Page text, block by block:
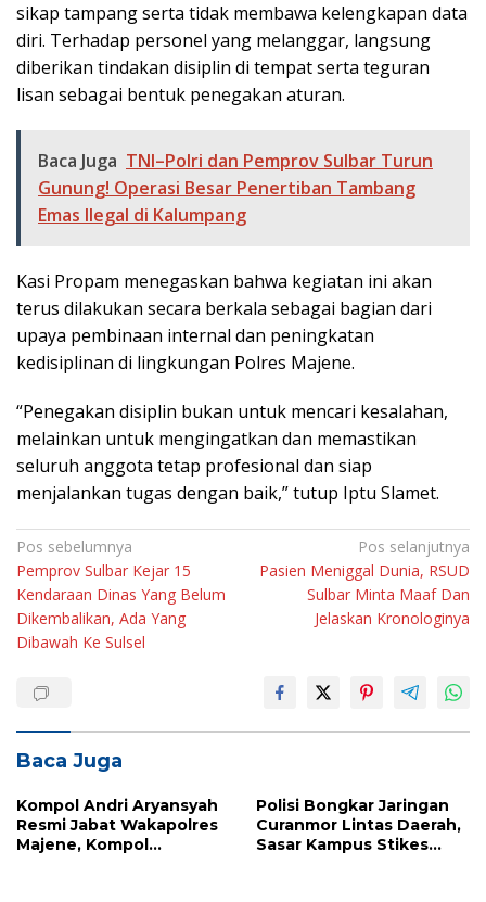
sikap tampang serta tidak membawa kelengkapan data
diri. Terhadap personel yang melanggar, langsung
diberikan tindakan disiplin di tempat serta teguran
lisan sebagai bentuk penegakan aturan.
Baca Juga TNI–Polri dan Pemprov Sulbar Turun
Gunung! Operasi Besar Penertiban Tambang
Emas Ilegal di Kalumpang
Kasi Propam menegaskan bahwa kegiatan ini akan
terus dilakukan secara berkala sebagai bagian dari
upaya pembinaan internal dan peningkatan
kedisiplinan di lingkungan Polres Majene.
“Penegakan disiplin bukan untuk mencari kesalahan,
melainkan untuk mengingatkan dan memastikan
seluruh anggota tetap profesional dan siap
menjalankan tugas dengan baik,” tutup Iptu Slamet.
Navigasi
pos
Pos sebelumnya
Pemprov Sulbar Kejar 15
Kendaraan Dinas Yang Belum
Dikembalikan, Ada Yang
Dibawah Ke Sulsel
Pos selanjutnya
Pasien Meniggal Dunia, RSUD
Sulbar Minta Maaf Dan
Jelaskan Kronologinya
Baca Juga
Kompol Andri Aryansyah
Resmi Jabat Wakapolres
Majene, Kompol
Polisi Bongkar Jaringan
Curanmor Lintas Daerah,
Sasar Kampus Stikes